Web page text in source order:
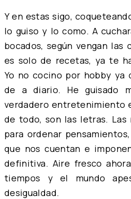
Y en estas sigo,
lo guiso y lo como. A
bocados, según vengan las
es solo de recetas, ya te
Yo no cocino por hobby ya
de a diario. He guisado
verdadero entretenimiento
de todo, son las letras. Las
para ordenar
que nos cuentan e
definitiva. Aire fresco
tiempos y el mundo
desigualdad.